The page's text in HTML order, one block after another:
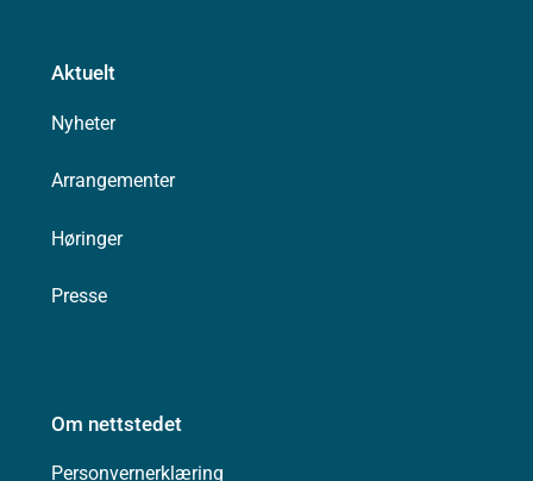
Aktuelt
Nyheter
Arrangementer
Høringer
Presse
Om nettstedet
Personvernerklæring